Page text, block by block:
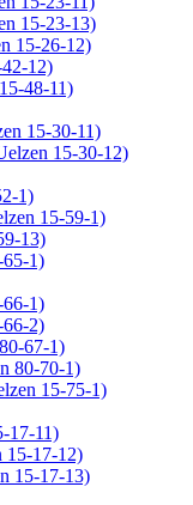
15-23-13)
15-26-12)
12)
48-11)
15-30-11)
15-30-12)
1)
15-59-1)
13)
1)
1)
2)
67-1)
80-70-1)
15-75-1)
17-11)
15-17-12)
15-17-13)